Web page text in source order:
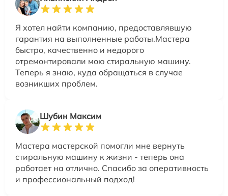
Я хотел найти компанию, предоставлявшую
гарантия на выполненные работы.Мастера
быстро, качественно и недорого
отремонтировали мою стиральную машину.
Теперь я знаю, куда обращаться в случае
возникших проблем.
Шубин Максим
Мастера мастерской помогли мне вернуть
стиральную машину к жизни - теперь она
работает на отлично. Спасибо за оперативность
и профессиональный подход!